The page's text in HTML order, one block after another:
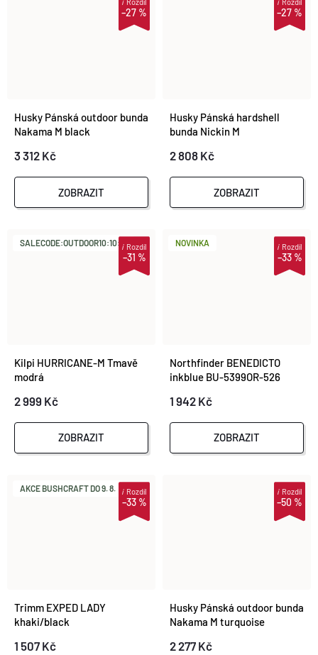
–27 %
Husky Pánská outdoor bunda
Nakama M black
3 312 Kč
ZOBRAZIT
–27 %
Husky Pánská hardshell
bunda Nickin M
2 808 Kč
ZOBRAZIT
SALECODE:OUTDOOR10:10:%
–31 %
iRozdíl
Kilpi HURRICANE-M Tmavě
modrá
2 999 Kč
ZOBRAZIT
NOVINKA
–33 %
iRozdíl
Northfinder BENEDICTO
inkblue BU-5399OR-526
1 942 Kč
ZOBRAZIT
AKCE BUSHCRAFT DO 9. 8.
–33 %
iRozdíl
Trimm EXPED LADY
khaki/black
1 507 Kč
–50 %
iRozdíl
Husky Pánská outdoor bunda
Nakama M turquoise
2 277 Kč